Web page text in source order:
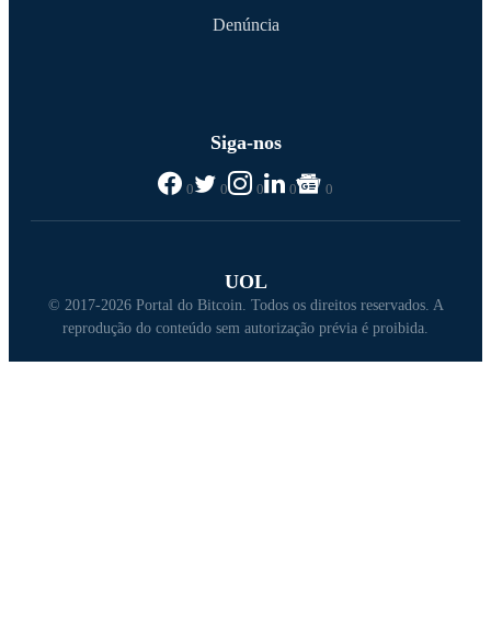
Denúncia
Siga-nos
0 0 0 0 0
UOL
© 2017-2026 Portal do Bitcoin. Todos os direitos reservados. A
reprodução do conteúdo sem autorização prévia é proibida.